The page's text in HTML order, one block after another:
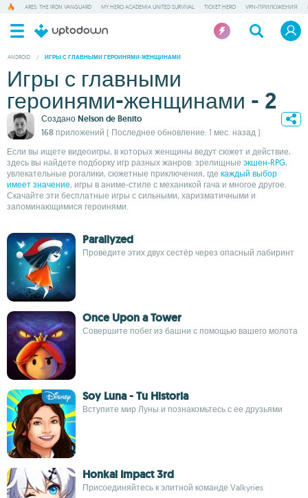
ARES: THE IRON VANGUARD MY HERO ACADEMIA UNITED SURVIVAL TICKET HERO VPN-ПРИЛОЖЕНИЯ
ANDROID / ИГРЫ С ГЛАВНЫМИ ГЕРОИНЯМИ-ЖЕНЩИНАМИ
Игры с главными
героинями-женщинами - 2
Создано Nelson de Benito
168 приложений ( Последнее обновление: 1 мес. назад )
Если вы ищете видеоигры, в которых женщины ведут сюжет и действие,
здесь вы найдете подборку игр разных жанров: зрелищные экшен-RPG,
увлекательные рогалики, сюжетные приключения, где каждый выбор
имеет значение, игры в аниме-стиле с механикой гача и многое другое.
Скачайте эти бесплатные игры с сильными, харизматичными и
запоминающимися героинями.
Parallyzed
Проведите этих двух сестёр через опасный лабиринт
Once Upon a Tower
Совершите побег из башни с помощью вашего молота
Soy Luna - Tu Historia
Вступите мир Луны и познакомьтесь с ее друзьями
Honkai Impact 3rd
Присоединяйтесь к элитной команде Valkyries